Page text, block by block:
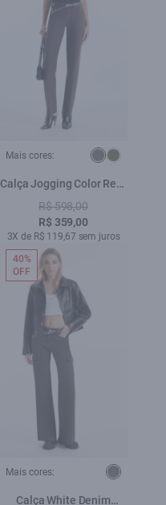
Mais cores:
Calça Jogging Color Reta
Plumbo
R$ 598,00
R$ 359,00
3X de R$ 119,67 sem juros
Mais cores:
Calça White Denim
40%
OFF